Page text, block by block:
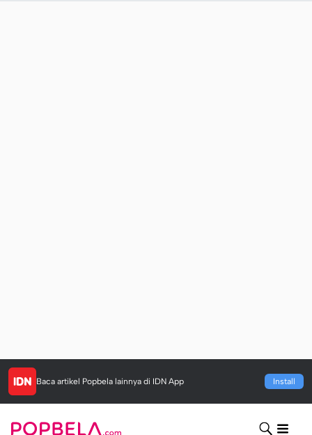
Baca artikel Popbela lainnya di IDN App Install